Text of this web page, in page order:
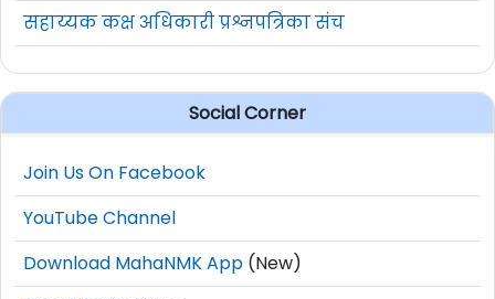
सहाय्यक कक्ष अधिकारी प्रश्नपत्रिका संच
Social Corner
Join Us On Facebook
YouTube Channel
Download MahaNMK App (New)